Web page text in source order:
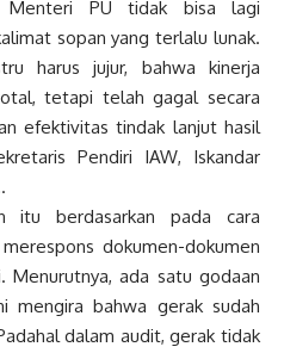
Menteri PU tidak bisa lagi
sopan yang terlalu lunak.
harus jujur, bahwa kinerja
tetapi telah gagal secara
efektivitas tindak lanjut hasil
Pendiri IAW, Iskandar
itu berdasarkan pada cara
dokumen-dokumen
Menurutnya, ada satu godaan
mengira bahwa gerak sudah
dalam audit, gerak tidak